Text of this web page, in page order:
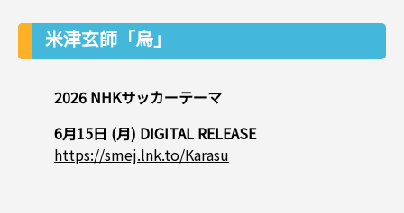
米津玄師「烏」
2026 NHKサッカーテーマ
6月15日 (月) DIGITAL RELEASE
https://smej.lnk.to/Karasu